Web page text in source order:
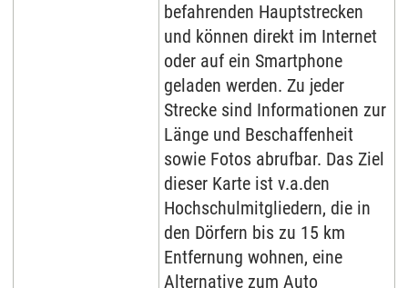
befahrenden Hauptstrecken
und können direkt im Internet
oder auf ein Smartphone
geladen werden. Zu jeder
Strecke sind Informationen zur
Länge und Beschaffenheit
sowie Fotos abrufbar. Das Ziel
dieser Karte ist v.a.den
Hochschulmitgliedern, die in
den Dörfern bis zu 15 km
Entfernung wohnen, eine
Alternative zum Auto